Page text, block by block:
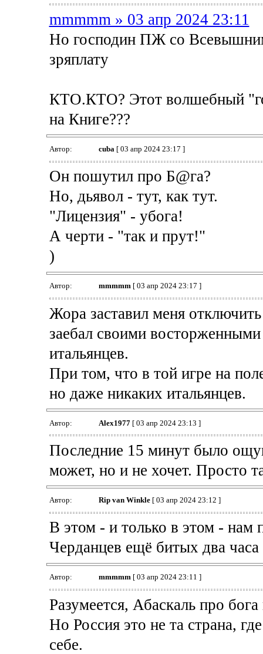
mmmmm » 03 апр 2024 23:11
Но господин ПЖ со Всевышним
зряплату
КТО.КТО? Этот волшебный
на Книге???
Автор: cuba[ 03 апр 2024 23:17 ]
Он пошутил про Б@га?
Но, дьявол - тут, как тут.
"Лицензия" - убога!
А черти - "так и прут!"
)
Автор: mmmmm[ 03 апр 2024 23:17 ]
Жора заставил меня
заебал своими
итальянцев.
При том, что в той игре на
но даже никаких итальянцев.
Автор: Alex1977[ 03 апр 2024 23:13 ]
Последние 15 минут было
может, но и не хочет. Просто
Автор: Rip van Winkle[ 03 апр 2024 23:12 ]
В этом - и только в этом - нам
Черданцев ещё битых два
Автор: mmmmm[ 03 апр 2024 23:11 ]
Разумеется, Абаскаль про
Но Россия это не та страна,
себе.